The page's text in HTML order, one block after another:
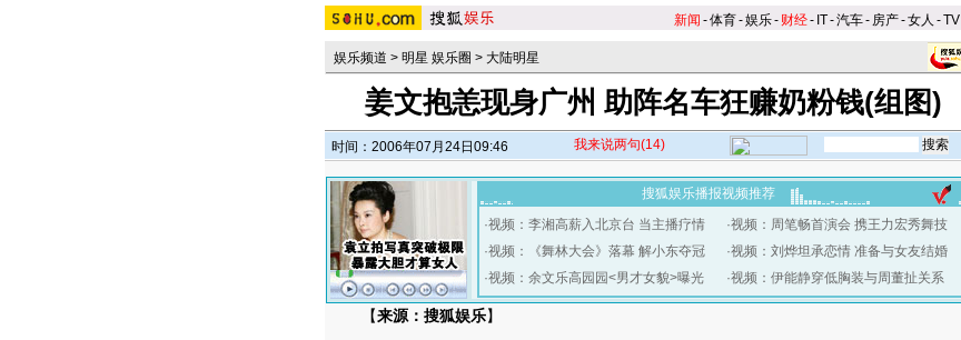
新闻 -体育-娱乐- 财经- IT-汽车- 房产-女人 -TV
娱乐频道 > 明星 娱乐圈 > 大陆明星
姜文抱恙现身广州 助阵名车狂赚奶粉钱(组图)
时间：2006年07月24日09:46 我来说两句(14)
搜狐娱乐播报视频推荐
·视频：李湘高薪入北京台 当主播疗情
·视频：《舞林大会》落幕 解小东夺冠
·视频：余文乐高园园<男才女貌>曝光
·视频：周笔畅首演会 携王力宏秀舞技
·视频：刘烨坦承恋情 准备与女友结婚
·视频：伊能静穿低胸装与周董扯关系
【来源：搜狐娱乐】